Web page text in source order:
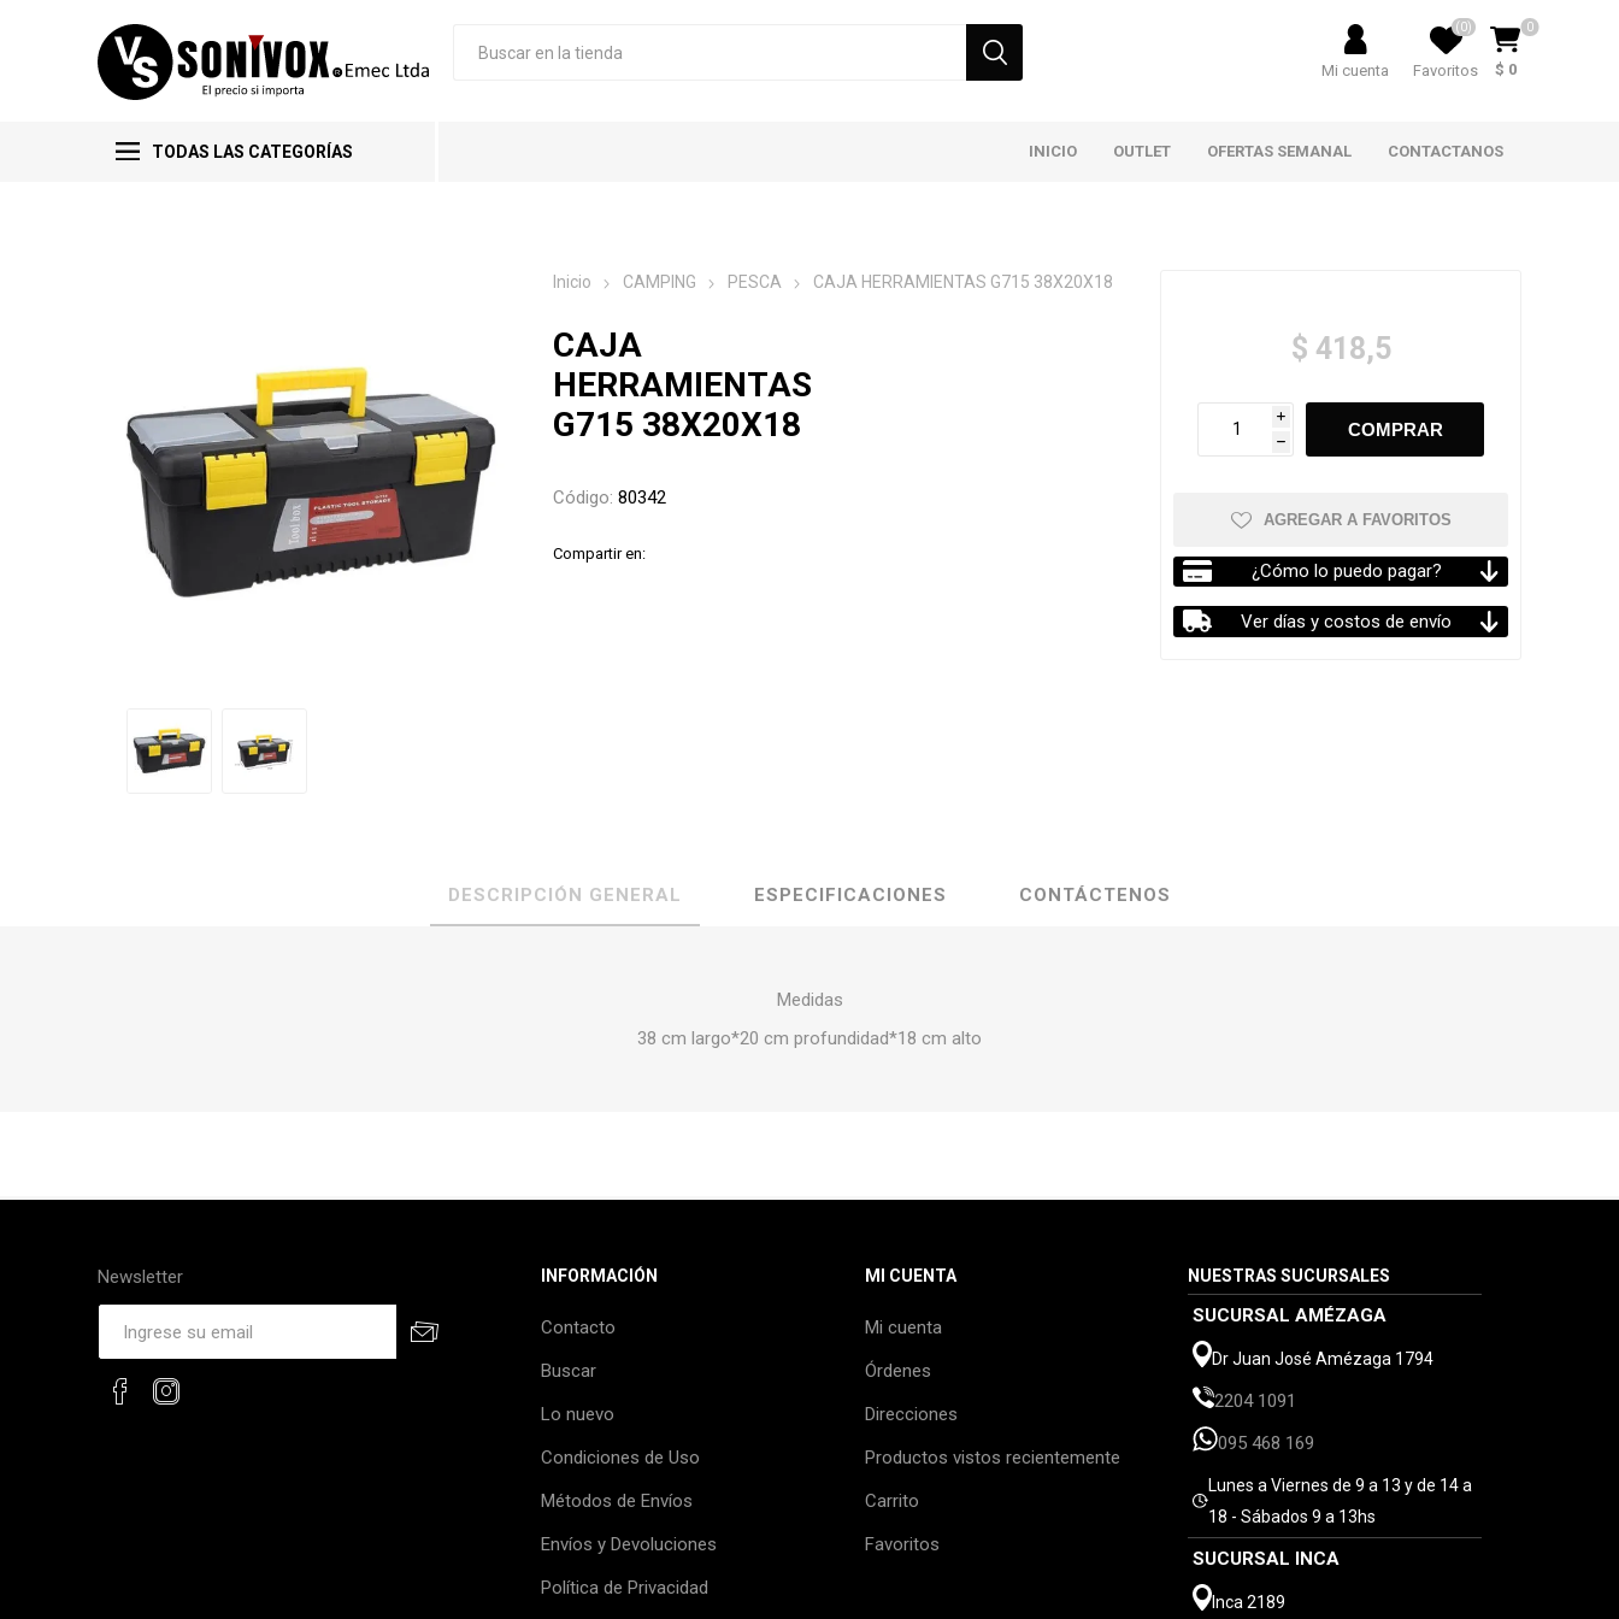
Mi cuenta Favoritos
(0) 0
$ 0
TODAS LAS CATEGORÍAS INICIO OUTLET OFERTAS SEMANAL CONTACTANOS
Inicio CAMPING PESCA CAJA HERRAMIENTAS G715 38X20X18
CAJA
HERRAMIENTAS
G715 38X20X18
Código: 80342
Compartir en:
$ 418,5
i
h
AGREGAR A FAVORITOS
¿Cómo lo puedo pagar?
Ver días y costos de envío
DESCRIPCIÓN GENERAL ESPECIFICACIONES CONTÁCTENOS
Medidas
38 cm largo*20 cm profundidad*18 cm alto
Newsletter INFORMACIÓN
Contacto
Buscar
Lo nuevo
Condiciones de Uso
Métodos de Envíos
Envíos y Devoluciones
Política de Privacidad
MI CUENTA
Mi cuenta
Órdenes
Direcciones
Productos vistos recientemente
Carrito
Favoritos
NUESTRAS SUCURSALES
SUCURSAL AMÉZAGA
Dr Juan José Amézaga 1794
2204 1091
095 468 169
Lunes a Viernes de 9 a 13 y de 14 a
18 - Sábados 9 a 13hs
SUCURSAL INCA
Inca 2189